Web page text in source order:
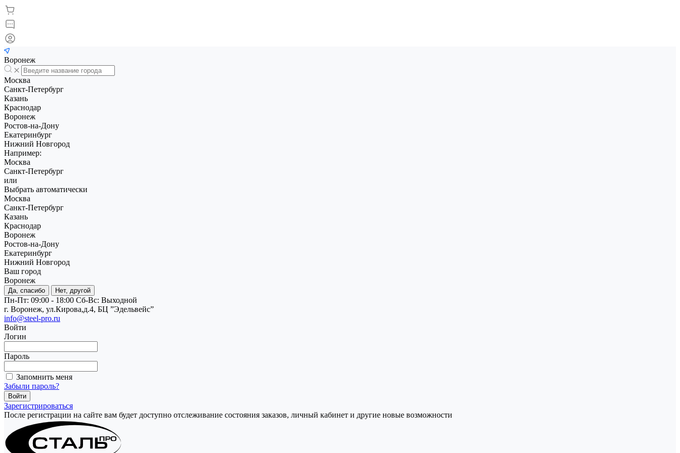
Воронеж
Москва
Санкт-Петербург
Казань
Краснодар
Воронеж
Ростов-на-Дону
Екатеринбург
Нижний Новгород
Например:
Москва
Санкт-Петербург
или
Выбрать автоматически
Москва
Санкт-Петербург
Казань
Краснодар
Воронеж
Ростов-на-Дону
Екатеринбург
Нижний Новгород
Ваш город
Воронеж
Да, спасибо Нет, другой
Пн-Пт: 09:00 - 18:00 Cб-Вс: Выходной
г. Воронеж, ул.Кирова,д.4, БЦ ”Эдельвейс”
info@steel-pro.ru
Войти
Логин
Пароль
Запомнить меня
Забыли пароль?
Зарегистрироваться
После регистрации на сайте вам будет доступно отслеживание состояния заказов, личный кабинет и другие новые возможности